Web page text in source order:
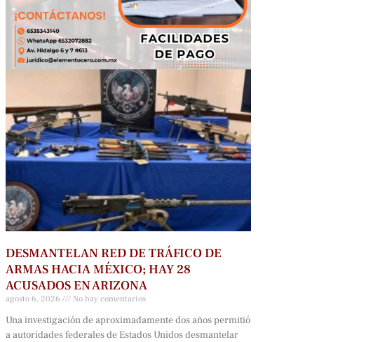
DESMANTELAN RED DE TRÁFICO DE
ARMAS HACIA MÉXICO; HAY 28
ACUSADOS EN ARIZONA
agosto 6, 2026 No hay comentarios
Una investigación de aproximadamente dos años permitió
a autoridades federales de Estados Unidos desmantelar